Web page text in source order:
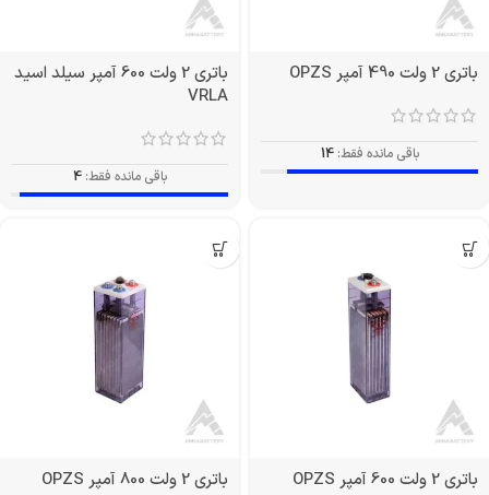
باتری 2 ولت 490 آمپر OPZS
باقی مانده فقط: 14
باتری 2 ولت 600 آمپر سیلد اسید
VRLA
باقی مانده فقط: 4
باتری 2 ولت 600 آمپر OPZS باتری 2 ولت 800 آمپر OPZS